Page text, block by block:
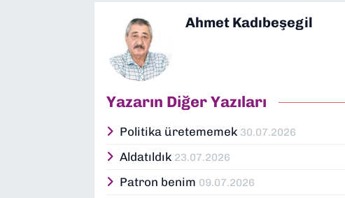
Ahmet Kadıbeşegil
Yazarın Diğer Yazıları
Politika üretememek 30.07.2026
Aldatıldık 23.07.2026
Patron benim 09.07.2026